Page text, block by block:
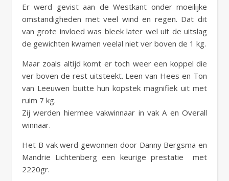
Er werd gevist aan de Westkant onder moeilijke
omstandigheden met veel wind en regen. Dat dit
van grote invloed was bleek later wel uit de uitslag
de gewichten kwamen veelal niet ver boven de 1 kg.
Maar zoals altijd komt er toch weer een koppel die
ver boven de rest uitsteekt. Leen van Hees en Ton
van Leeuwen buitte hun kopstek magnifiek uit met
ruim 7 kg.
Zij werden hiermee vakwinnaar in vak A en Overall
winnaar.
Het B vak werd gewonnen door Danny Bergsma en
Mandrie Lichtenberg een keurige prestatie met
2220gr.